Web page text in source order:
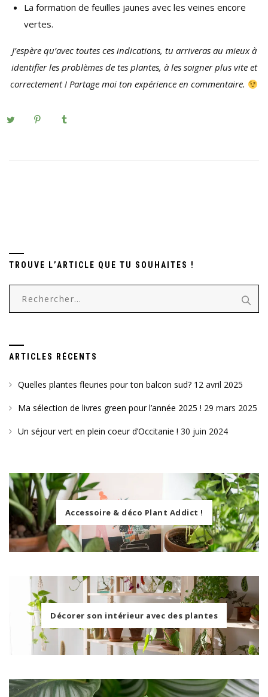
La formation de feuilles jaunes avec les veines encore
vertes.
J’espère qu’avec toutes ces indications, tu arriveras au mieux à
identifier les problèmes de tes plantes, à les soigner plus vite et
correctement ! Partage moi ton expérience en commentaire.
TROUVE L’ARTICLE QUE TU SOUHAITES !
Rechercher :
ARTICLES RÉCENTS
Quelles plantes fleuries pour ton balcon sud? 12 avril 2025
Ma sélection de livres green pour l’année 2025 ! 29 mars 2025
Un séjour vert en plein coeur d’Occitanie ! 30 juin 2024
Accessoire & déco Plant Addict !
Décorer son intérieur avec des plantes